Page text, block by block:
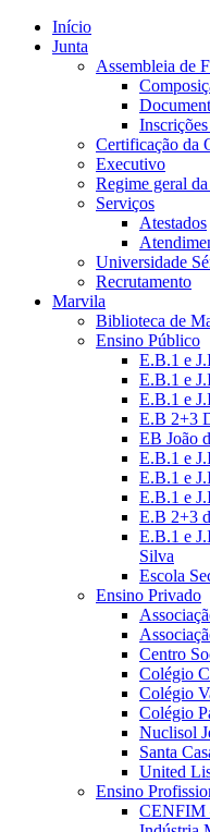
Início
Junta
Assembleia de
Certificação da
Executivo
Regime geral
Serviços
Atestados
Universidade
Recrutamento
Marvila
Biblioteca de
Ensino Público
E.B.1 e
E.B.1 e
E.B.1 e
E.B 2+3
EB João
E.B.1 e
E.B.1 e
E.B.1 e
E.B 2+3
E.B.1 e
Silva
Escola
Ensino Privado
Centro
Colégio
Colégio
Colégio
Nuclisol
Santa
United
Ensino
CENFIM